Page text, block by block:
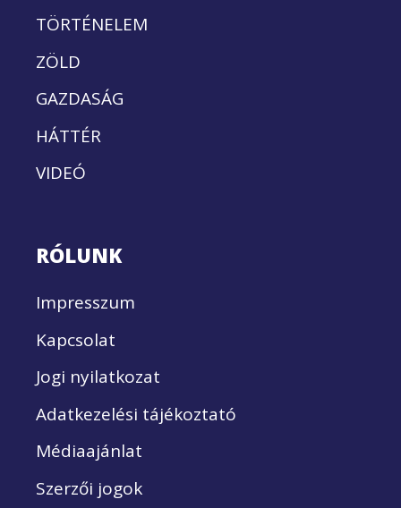
TÖRTÉNELEM
ZÖLD
GAZDASÁG
HÁTTÉR
VIDEÓ
RÓLUNK
Impresszum
Kapcsolat
Jogi nyilatkozat
Adatkezelési tájékoztató
Médiaajánlat
Szerzői jogok